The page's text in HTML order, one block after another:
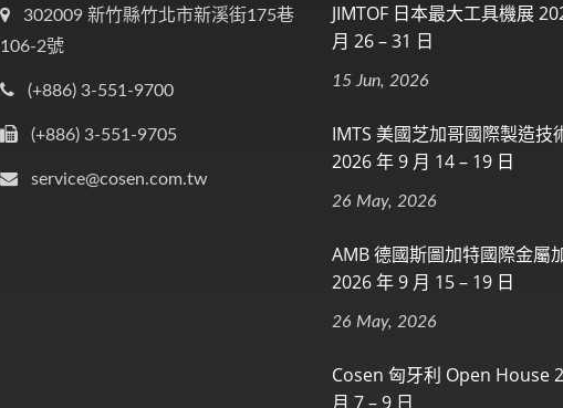
302009 新竹縣竹北市新溪街175巷
106-2號
(+886) 3-551-9700
(+886) 3-551-9705
service@cosen.com.tw
JIMTOF 日本最大工具機展
月 26 – 31 日
15 Jun, 2026
IMTS 美國芝加哥國際製造技
2026 年 9 月 14 – 19 日
26 May, 2026
AMB 德國斯圖加特國際金屬
2026 年 9 月 15 – 19 日
26 May, 2026
Cosen 匈牙利 Open House
月 7 – 9 日